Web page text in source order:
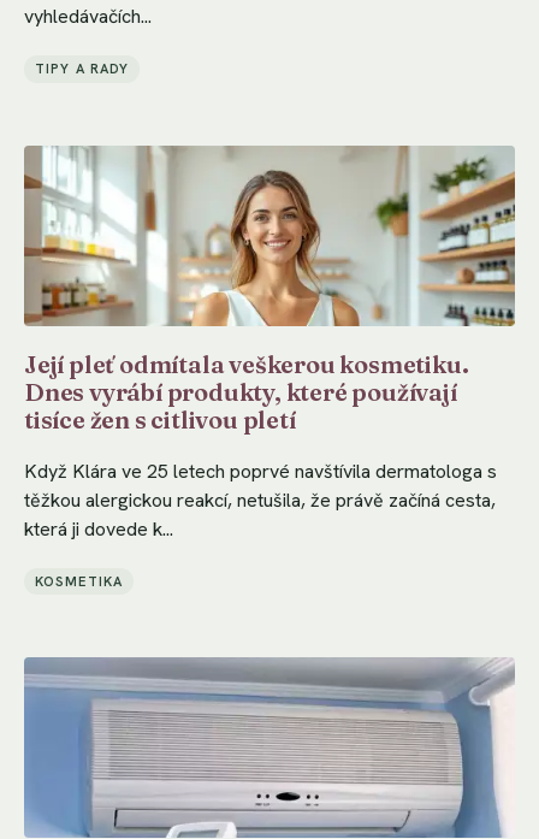
vyhledávačích...
TIPY A RADY
Její pleť odmítala veškerou kosmetiku.
Dnes vyrábí produkty, které používají
tisíce žen s citlivou pletí
Když Klára ve 25 letech poprvé navštívila dermatologa s
těžkou alergickou reakcí, netušila, že právě začíná cesta,
která ji dovede k...
KOSMETIKA